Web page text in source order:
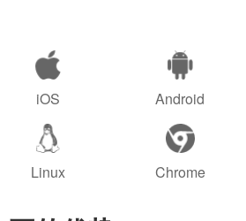
iOS Android
Linux Chrome